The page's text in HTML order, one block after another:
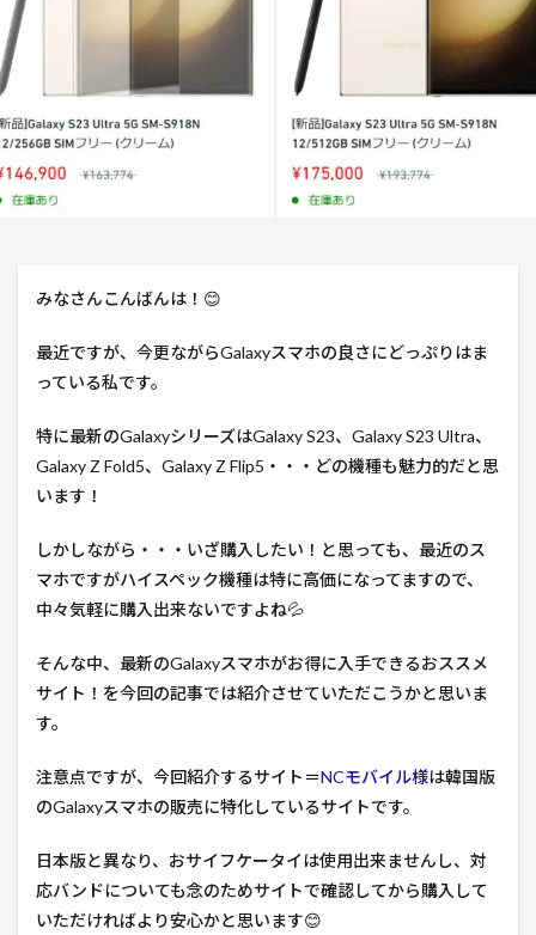
みなさんこんばんは！😊
最近ですが、今更ながらGalaxyスマホの良さにどっぷりはま
っている私です。
特に最新のGalaxyシリーズはGalaxy S23、Galaxy S23 Ultra、
Galaxy Z Fold5、Galaxy Z Flip5・・・どの機種も魅力的だと思
います！
しかしながら・・・いざ購入したい！と思っても、最近のス
マホですがハイスペック機種は特に高価になってますので、
中々気軽に購入出来ないですよね💦
そんな中、最新のGalaxyスマホがお得に入手できるおススメ
サイト！を今回の記事では紹介させていただこうかと思いま
す。
注意点ですが、今回紹介するサイト＝NCモバイル様は韓国版
のGalaxyスマホの販売に特化しているサイトです。
日本版と異なり、おサイフケータイは使用出来ませんし、対
応バンドについても念のためサイトで確認してから購入して
いただければより安心かと思います😊